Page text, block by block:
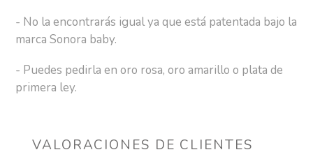
de
compra
- No la encontrarás igual ya que está patentada bajo la
marca Sonora baby.
- Puedes pedirla en oro rosa, oro amarillo o plata de
primera ley.
VALORACIONES DE CLIENTES